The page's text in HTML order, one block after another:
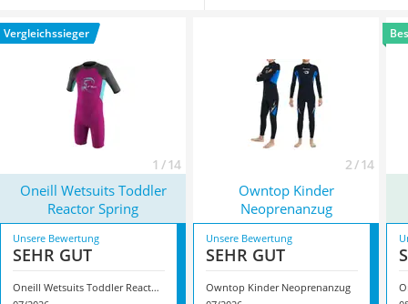
Wanderschuhe Herren
Sicherheitsweste Reiten
Vergleichssieger
1 / 14 2 / 14
Oneill Wetsuits Toddler
Reactor Spring
Owntop Kinder
Neoprenanzug
Unsere Bewertung
SEHR GUT
Oneill Wetsuits Toddler Reactor Spring
Unsere Bewertung
SEHR GUT
Owntop Kinder Neoprenanzug